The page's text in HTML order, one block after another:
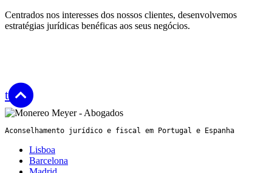
Centrados nos interesses dos nossos clientes, desenvolvemos
estratégias jurídicas benéficas aos seus negócios.
top
Aconselhamento jurídico e fiscal em Portugal e Espanha
Lisboa
Barcelona